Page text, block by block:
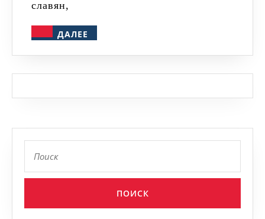
славян,
ДАЛЕЕ